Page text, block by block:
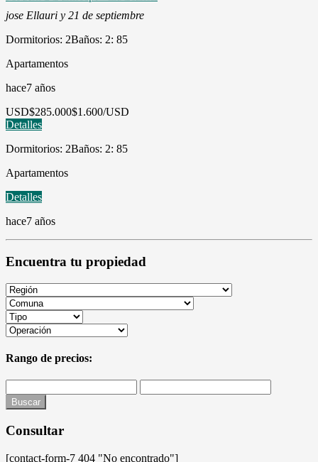
jose Ellauri y 21 de septiembre
Dormitorios: 2Baños: 2: 85
Apartamentos
hace7 años
USD$285.000$1.600/USD
Detalles
Dormitorios: 2Baños: 2: 85
Apartamentos
Detalles
hace7 años
Encuentra tu propiedad
Rango de precios:
Buscar
Consultar
[contact-form-7 404 "No encontrado"]